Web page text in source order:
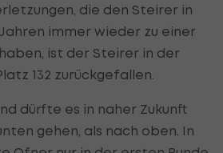
die den Steirer in
immer wieder zu einer
ist der Steirer in der
132 zurückgefallen.
dürfte es in naher Zukunft
gehen, als nach oben. In